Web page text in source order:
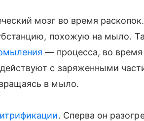
мозг во время
похожую на мыло.
— процесса, во время
с заряженными
в мыло.
. Сперва он